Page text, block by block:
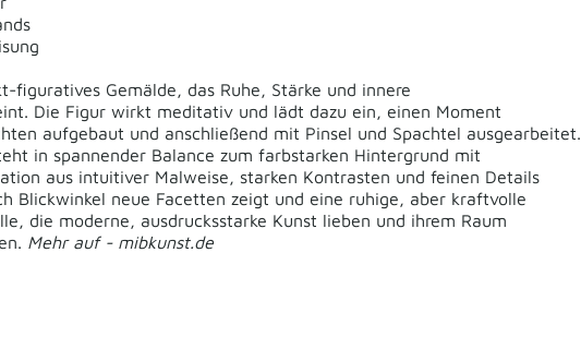
figuratives Gemälde, das Ruhe, Stärke und innere
Die Figur wirkt meditativ und lädt dazu ein, einen Moment
aufgebaut und anschließend mit Pinsel und Spachtel ausgearbeitet.
in spannender Balance zum farbstarken Hintergrund mit
aus intuitiver Malweise, starken Kontrasten und feinen Details
Blickwinkel neue Facetten zeigt und eine ruhige, aber kraftvolle
die moderne, ausdrucksstarke Kunst lieben und ihrem Raum
Mehr auf - mibkunst.de